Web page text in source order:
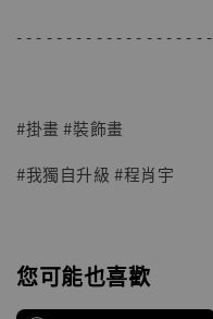
- - - - - - - - - - - - - - - - - - - -
#掛畫 #裝飾畫
#我獨自升級 #程肖宇
您可能也喜歡